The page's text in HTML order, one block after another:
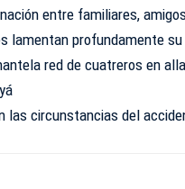
entre familiares,
lamentan profundamente
red de cuatreros en
las circunstancias del